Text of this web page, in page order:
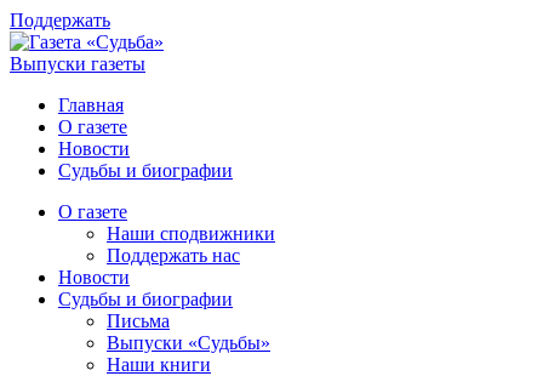
Поддержать
Выпуски газеты
Главная
О газете
Новости
Судьбы и биографии
О газете
Наши сподвижники
Поддержать нас
Новости
Судьбы и биографии
Письма
Выпуски «Судьбы»
Наши книги